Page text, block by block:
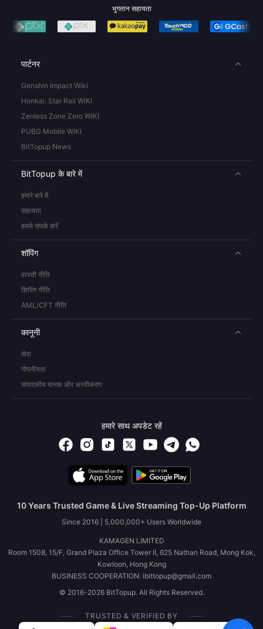
भुगतान सहायता
पार्टनर
Genshin Impact Wiki
Honkai: Star Rail WIKI
Zenless Zone Zero WIKI
PUBG Mobile WIKI
BitTopup News
BitTopup के बारे में
हमारे बारे में
सहायता
हमसे संपर्क करें
शॉपिंग
वापसी नीति
शिपिंग नीति
AML/CFT नीति
कानूनी
सेवा
गोपनीयता
संपादकीय मानक और अस्वीकरण
हमारे साथ अपडेट रहें
10 Years Trusted Game & Live Streaming Top-Up Platform
Since 2016 | 5,000,000+ Users Worldwide
KAMAGEN LIMITED
Room 1508, 15/F, Grand Plaza Office Tower II, 625 Nathan Road, Mong Kok,
Kowloon, Hong Kong
BUSINESS COOPERATION: ibittopup@gmail.com
© 2016-2026 BitTopup. All Rights Reserved.
TRUSTED & VERIFIED BY